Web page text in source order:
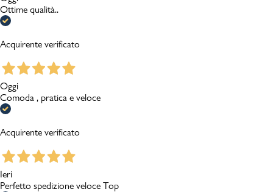
Ottime qualità..
Acquirente verificato
Oggi
Comoda , pratica e veloce
Acquirente verificato
Ieri
Perfetto spedizione veloce Top